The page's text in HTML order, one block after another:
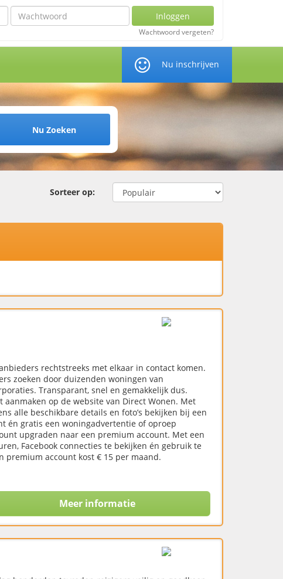
Wachtwoord Inloggen
Wachtwoord vergeten?
Nu inschrijven
Nu Zoeken
Sorteer op:
rechtstreeks met elkaar in contact komen.
zoeken door duizenden woningen van
Transparant, snel en gemakkelijk dus.
op de website van Direct Wonen. Met
alle beschikbare details en foto’s bekijken bij een
én gratis een woningadvertentie of oproep
upgraden naar een premium account. Met een
Facebook connecties te bekijken én gebruik te
premium account kost € 15 per maand.
Meer informatie